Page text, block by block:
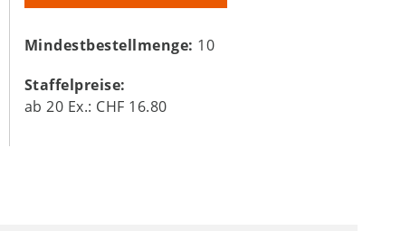
Mindestbestellmenge: 10
Staffelpreise:
ab20 Ex.: CHF 16.80